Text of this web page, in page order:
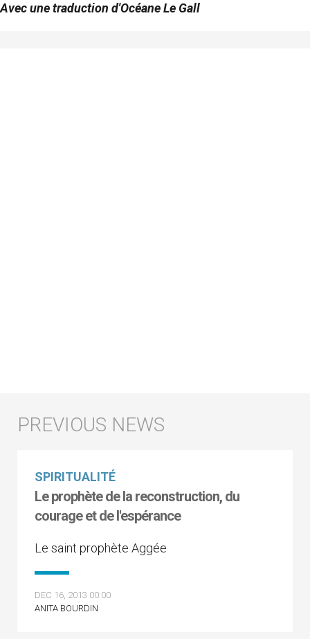
Avec une traduction d'Océane Le Gall
SPIRITUALITÉ
Le prophète de la reconstruction, du
courage et de l'espérance
Le saint prophète Aggée
DEC 16, 2013 00:00
ANITA BOURDIN